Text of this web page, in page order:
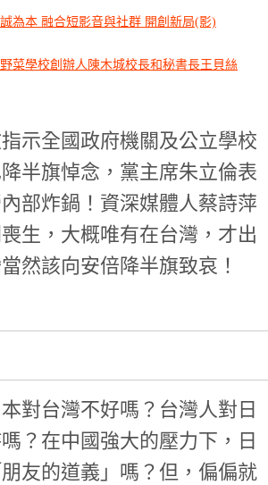
為本 融合短影音與社群 開創新局(影)
菜學校創辦人陳木城校長和秘書長王貝絲
示全國政府機關及公立學校
半旗悼念，黨主席朱立倫表
部炸鍋！資深媒體人蔡詩萍
生，大概唯有在台灣，才出
然該向安倍降半旗致哀！
對台灣不好嗎？台灣人對日
？在中國強大的壓力下，日
友的道義」嗎？但，偏偏就